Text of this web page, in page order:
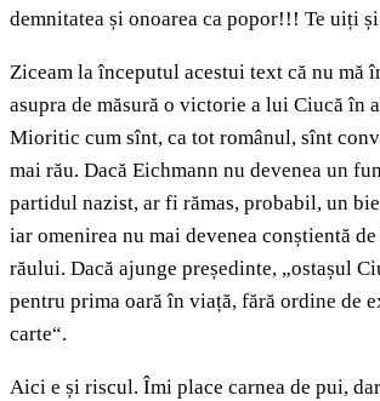
demnitatea și onoarea ca popor!!! Te uiți
Ziceam la începutul acestui text că nu mă
asupra de măsură o victorie a lui Ciucă în
Mioritic cum sînt, ca tot românul, sînt
mai rău. Dacă Eichmann nu devenea un
partidul nazist, ar fi rămas, probabil, un
iar omenirea nu mai devenea conștientă
răului. Dacă ajunge președinte, „ostașul
pentru prima oară în viață, fără ordine de
carte“.
Aici e și riscul. Îmi place carnea de pui,